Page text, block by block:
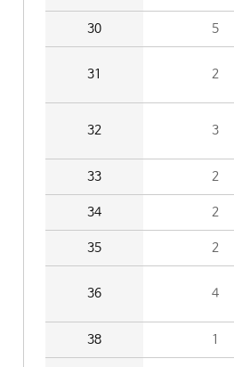
30 5
31 2
32 3
33 2
34 2
35 2
36 4
38 1